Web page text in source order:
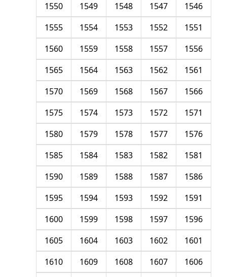
1546
1547
1548
1549
1550
1551
1552
1553
1554
1555
1556
1557
1558
1559
1560
1561
1562
1563
1564
1565
1566
1567
1568
1569
1570
1571
1572
1573
1574
1575
1576
1577
1578
1579
1580
1581
1582
1583
1584
1585
1586
1587
1588
1589
1590
1591
1592
1593
1594
1595
1596
1597
1598
1599
1600
1601
1602
1603
1604
1605
1606
1607
1608
1609
1610